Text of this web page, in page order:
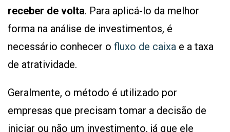
receber de volta. Para aplicá-lo da melhor
forma na análise de investimentos, é
necessário conhecer o fluxo de caixa e a taxa
de atratividade.
Geralmente, o método é utilizado por
empresas que precisam tomar a decisão de
iniciar ou não um investimento, já que ele